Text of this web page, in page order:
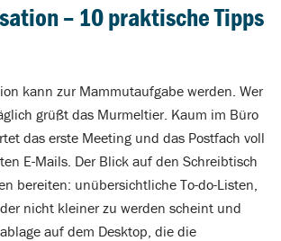
– 10 praktische Tipps
kann zur Mammutaufgabe werden. Wer
grüßt das Murmeltier. Kaum im Büro
das erste Meeting und das Postfach voll
E-Mails. Der Blick auf den Schreibtisch
bereiten: unübersichtliche To-do-Listen,
nicht kleiner zu werden scheint und
auf dem Desktop, die die